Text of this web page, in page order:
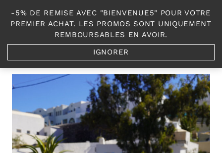
-5% DE REMISE AVEC "BIENVENUE5" POUR VOTRE
PREMIER ACHAT. LES PROMOS SONT UNIQUEMENT
REMBOURSABLES EN AVOIR.
IGNORER
contenu
Les Sacs, Chaussures et accesoires